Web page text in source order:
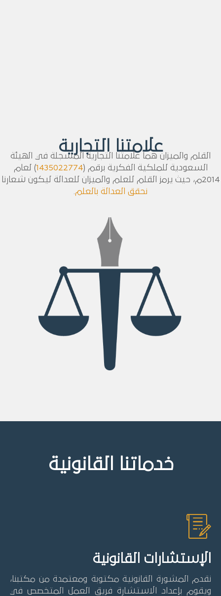
علامتنا التجارية
القلم والميزان هما علامتنا التجارية المسجلة في الهيئة
السعودية للملكية الفكرية برقم (1435022774) لعام
2014م، حيث يرمز القلم للعلم والميزان للعدالة ليكون شعارنا
نحقق العدالة بالعلم
خدماتنا القانونية
الإستشارات القانونية
نقدم المشورة القانونية مكتوبة ومعتمدة من مكتبنا،
ويقوم بإعداد الاستشارة فريق العمل المتخصص في